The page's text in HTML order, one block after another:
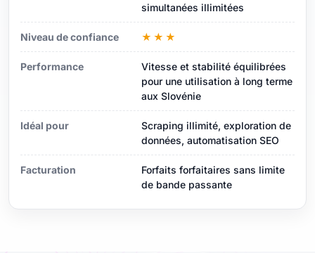
simultanées illimitées
Niveau de confiance ★★★
Performance
Vitesse et stabilité équilibrées
pour une utilisation à long terme
aux Slovénie
Idéal pour
Scraping illimité, exploration de
données, automatisation SEO
Facturation
Forfaits forfaitaires sans limite
de bande passante